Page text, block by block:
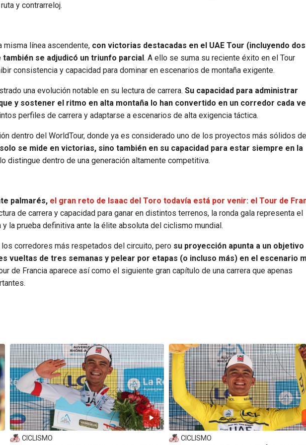
y contrarreloj.
misma línea ascendente, con victorias destacadas en el UAE Tour (incluyendo dos
se adjudicó un triunfo parcial . A ello se suma su reciente éxito en el Tour
consistencia y capacidad para dominar en escenarios de montaña exigente.
una evolución notable en su lectura de carrera. Su capacidad para administrar
y sostener el ritmo en alta montaña lo han convertido en un corredor cada
perfiles de carrera y adaptarse a escenarios de alta exigencia táctica.
dentro del WorldTour, donde ya es considerado uno de los proyectos más sólidos del
se mide en victorias, sino también en su capacidad para estar siempre en la
distingue dentro de una generación altamente competitiva.
palmarés, el gran reto de Isaac del Toro todavía está por venir: el Tour de
de carrera y capacidad para ganar en distintos terrenos, la ronda gala representa el
la prueba definitiva ante la élite absoluta del ciclismo mundial.
los corredores más respetados del circuito, pero su proyección apunta a un objetivo
vueltas de tres semanas y pelear por etapas (o incluso más) en el escenario
de Francia aparece así como el siguiente gran capítulo de una carrera que apenas
CICLISMO CICLISMO